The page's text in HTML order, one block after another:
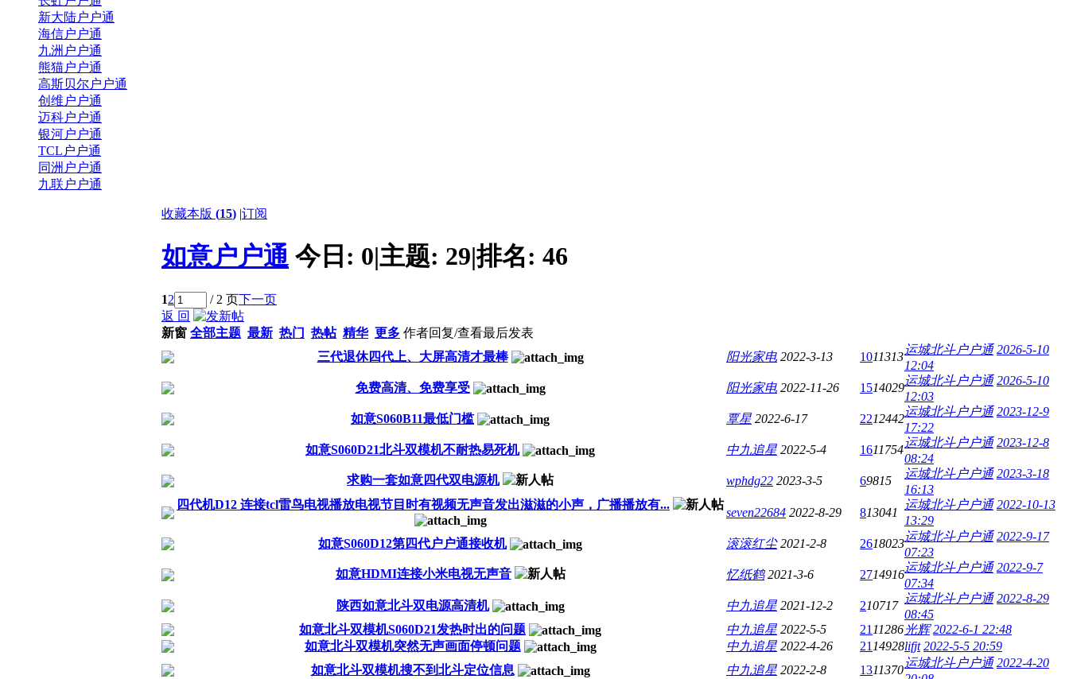
新大陆户户通
海信户户通
九洲户户通
熊猫户户通
高斯贝尔户户通
创维户户通
迈科户户通
银河户户通
TCL户户通
同洲户户通
九联户户通
收藏本版 (15) |订阅
如意户户通 今日: 0|主题: 29|排名: 46
12 / 2 页下一页
返 回
新窗 全部主题 最新 热门 热帖 精华 更多 作者回复/查看最后发表
三代退休四代上、大屏高清才最棒
阳光家电 2022-3-13 1011313
运城北斗户户通 2026-5-10
12:04
免费高清、免费享受
阳光家电 2022-11-26 1514029
运城北斗户户通 2026-5-10
12:03
如意S060B11最低门槛
覃星 2022-6-17 2212442
运城北斗户户通 2023-12-9
17:22
如意S060D21北斗双模机不耐热易死机
中九追星 2022-5-4 1611754
运城北斗户户通 2023-12-8
08:24
求购一套如意四代双电源机
wphdg22 2023-3-5 69815
运城北斗户户通 2023-3-18
16:13
四代机D12 连接tcl雷鸟电视播放电视节目时有视频无声音发出滋滋的小声，广播播放有...
seven22684 2022-8-29 813041
运城北斗户户通 2022-10-13
13:29
如意S060D12第四代户户通接收机
滚滚红尘 2021-2-8 2618023
运城北斗户户通 2022-9-17
07:23
如意HDMI连接小米电视无声音
忆纸鹤 2021-3-6 2714916
运城北斗户户通 2022-9-7
07:34
陕西如意北斗双电源高清机
中九追星 2021-12-2 210717
运城北斗户户通 2022-8-29
08:45
如意北斗双模机S060D21发热时出的问题
中九追星 2022-5-5 21 11286光辉 2022-6-1 22:48
如意北斗双模机突然无声画面停顿问题
中九追星 2022-4-26 21 14928lifjt 2022-5-5 20:59
如意北斗双模机搜不到北斗定位信息
中九追星 2022-2-8 1311370
运城北斗户户通 2022-4-20